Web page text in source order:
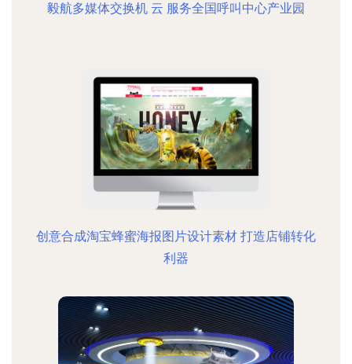
毅航多媒体交换机 云 服务全国呼叫中心产业园
创意合成淘宝蜂蜜海报图片设计素材 打造店铺转化
利器